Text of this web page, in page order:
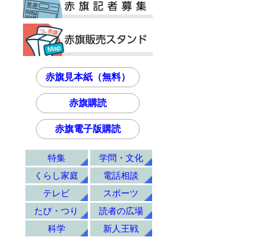
赤旗見本紙（無料）
赤旗購読
赤旗電子版購読
特集
学問・文化
くらし家庭
電話相談
テレビ
スポーツ
たび・つり
読者の広場
科学
新人王戦